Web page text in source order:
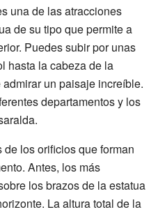
una de las atracciones
de su tipo que permite a
Puedes subir por unas
hasta la cabeza de la
un paisaje increíble.
departamentos y los
los orificios que forman
Antes, los más
los brazos de la estatua
La altura total de la